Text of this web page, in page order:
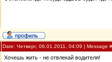
Date: Четверг, 06.01.2011, 04:09 | Message
Хочешь жить - не отвлекай водителя!